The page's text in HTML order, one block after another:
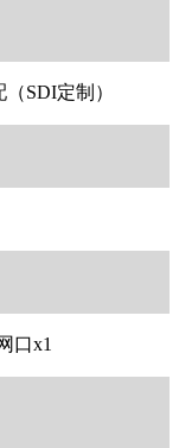
SDI定制）
口x1